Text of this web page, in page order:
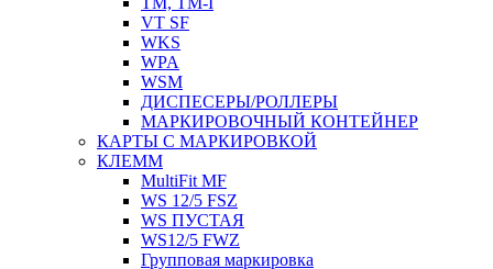
VT SF
WKS
WPA
WSM
ДИСПЕСЕРЫ/РОЛЛЕРЫ
МАРКИРОВОЧНЫЙ КОНТЕЙНЕР
КАРТЫ С МАРКИРОВКОЙ
КЛЕММ
MultiFit MF
WS 12/5 FSZ
WS ПУСТАЯ
WS12/5 FWZ
Групповая маркировка